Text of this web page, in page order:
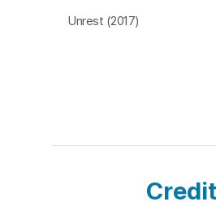
Unrest (2017)
Credit